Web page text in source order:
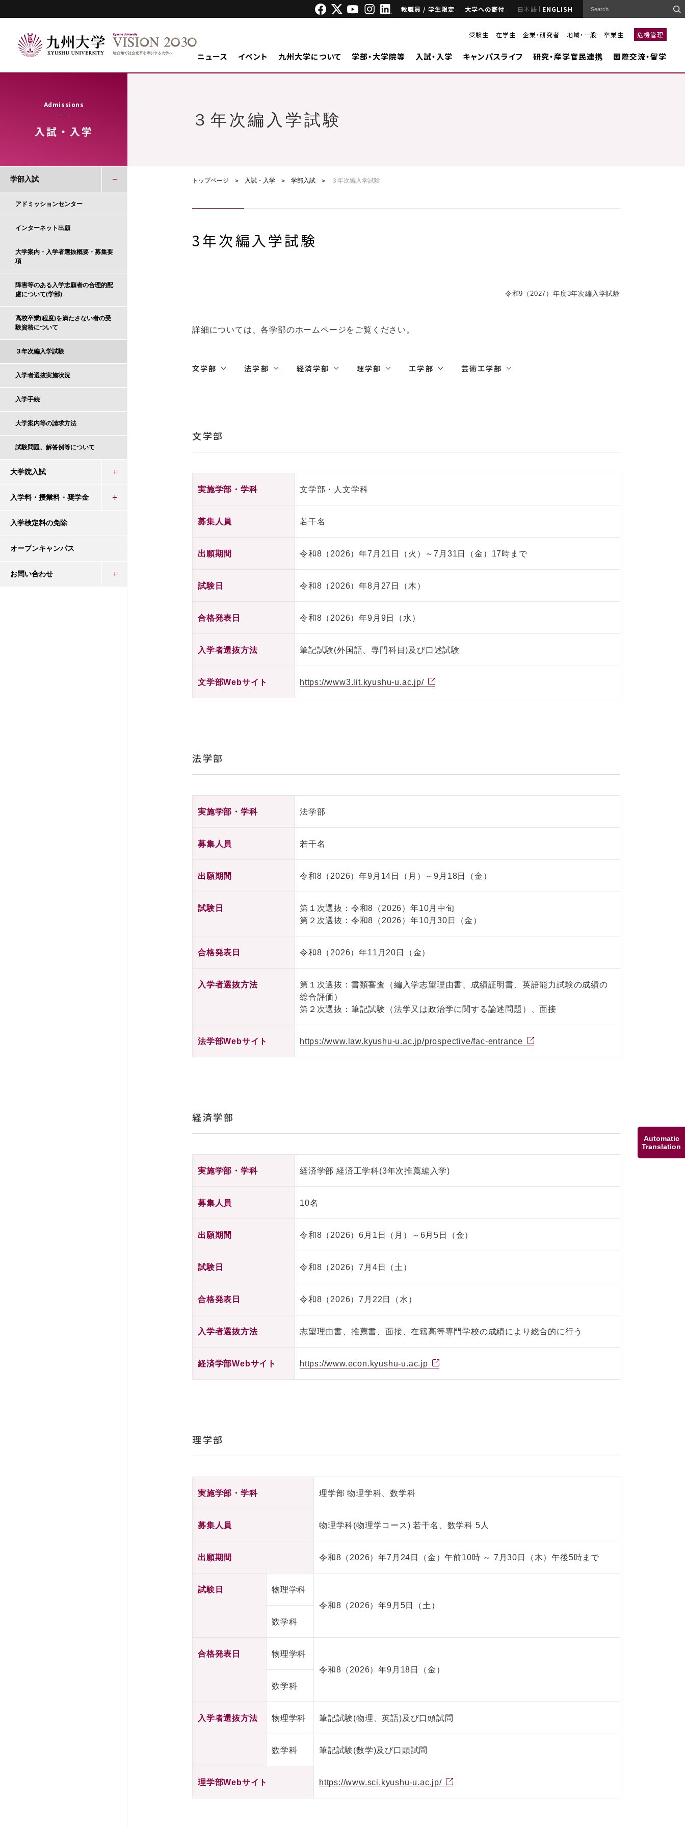
Automatic
Translation
教職員 / 学生限定 大学への寄付 日本語 ENGLISH
受験生 在学生 企業・研究者 地域・一般 卒業生 危機管理
ニュース イベント 九州大学について 学部・大学院等 入試・入学 キャンパスライフ 研究・産学官民連携 国際交流・留学
Admissions
入試・入学
３年次編入学試験
トップページ 入試・入学 学部入試 ３年次編入学試験
3年次編入学試験
令和9 （2027 ）年度3年次編入学試験
詳細については、各学部のホームページをご覧ください。
文学部 法学部 経済学部 理学部 工学部 芸術工学部
文学部
実施学部・学科 文学部・人文学科
募集人員 若干名
出願期間 令和8（2026）年7月21日（火）～7月31日（金）17時まで
試験日 令和8（2026）年8月27日（木）
合格発表日 令和8（2026）年9月9日（水）
入学者選抜方法 筆記試験(外国語、専門科目)及び口述試験
文学部Webサイト https://www3.lit.kyushu-u.ac.jp/
法学部
実施学部・学科 法学部
募集人員 若干名
出願期間 令和8（2026）年9月14日（月）～9月18日（金）
試験日
第１次選抜：令和8（2026）年10月中旬
第２次選抜：令和8（2026）年10月30日（金）
合格発表日 令和8（2026）年11月20日（金）
入学者選抜方法
第１次選抜：書類審査（編入学志望理由書、成績証明書、英語能力試験の成績の
総合評価）
第２次選抜：筆記試験（法学又は政治学に関する論述問題）、面接
法学部Webサイト https://www.law.kyushu-u.ac.jp/prospective/fac-entrance
経済学部
実施学部・学科 経済学部 経済工学科(3年次推薦編入学)
募集人員 10名
出願期間 令和8（2026）6月1日（月）～6月5日（金）
試験日 令和8（2026）7月4日（土）
合格発表日 令和8（2026）7月22日（水）
入学者選抜方法 志望理由書、推薦書、面接、在籍高等専門学校の成績により総合的に行う
経済学部Webサイト https://www.econ.kyushu-u.ac.jp
理学部
実施学部・学科 理学部 物理学科、数学科
募集人員 物理学科(物理学コース) 若干名、数学科 5人
出願期間 令和8（2026）年7月24日（金）午前10時 ～ 7月30日（木）午後5時まで
試験日
物理学科
令和8（2026）年9月5日（土）
数学科
合格発表日
物理学科
令和8（2026）年9月18日（金）
数学科
入学者選抜方法 物理学科 筆記試験(物理、英語)及び口頭試問
数学科 筆記試験(数学)及び口頭試問
理学部Webサイト https://www.sci.kyushu-u.ac.jp/
学部入試
アドミッションセンター
インターネット出願
大学案内・入学者選抜概要・募集要
項
障害等のある入学志願者の合理的配
慮について(学部)
高校卒業(程度)を満たさない者の受
験資格について
３年次編入学試験
入学者選抜実施状況
入学手続
大学案内等の請求方法
試験問題、解答例等について
大学院入試
入学料・授業料・奨学金
入学検定料の免除
オープンキャンパス
お問い合わせ